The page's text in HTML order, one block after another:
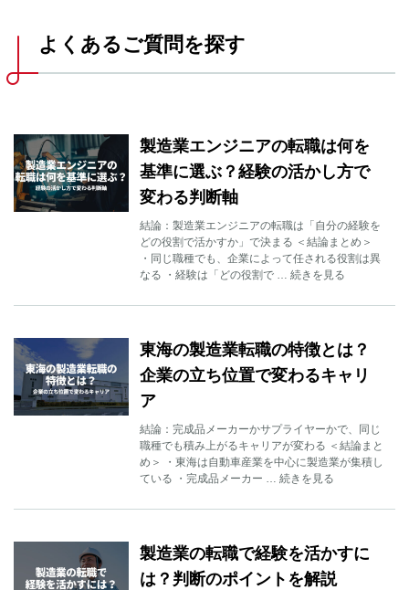
よくあるご質問を探す
製造業エンジニアの転職は何を
基準に選ぶ？経験の活かし方で
変わる判断軸
結論：製造業エンジニアの転職は「自分の経験を
どの役割で活かすか」で決まる ＜結論まとめ＞
・同じ職種でも、企業によって任される役割は異
なる ・経験は「どの役割で … 続きを見る
東海の製造業転職の特徴とは？
企業の立ち位置で変わるキャリ
ア
結論：完成品メーカーかサプライヤーかで、同じ
職種でも積み上がるキャリアが変わる ＜結論まと
め＞ ・東海は自動車産業を中心に製造業が集積し
ている ・完成品メーカー … 続きを見る
製造業の転職で経験を活かすに
は？判断のポイントを解説